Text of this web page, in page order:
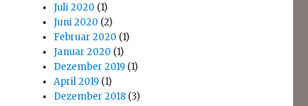
Juli 2020 (1)
Juni 2020 (2)
Februar 2020 (1)
Januar 2020 (1)
Dezember 2019 (1)
April 2019 (1)
Dezember 2018 (3)